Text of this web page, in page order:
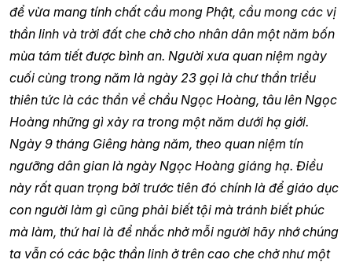
để vừa mang tính chất cầu mong Phật, cầu mong các vị
thần linh và trời đất che chở cho nhân dân một năm bốn
mùa tám tiết được bình an. Người xưa quan niệm ngày
cuối cùng trong năm là ngày 23 gọi là chư thần triều
thiên tức là các thần về chầu Ngọc Hoàng, tâu lên Ngọc
Hoàng những gì xảy ra trong một năm dưới hạ giới.
Ngày 9 tháng Giêng hàng năm, theo quan niệm tín
ngưỡng dân gian là ngày Ngọc Hoàng giáng hạ. Điều
này rất quan trọng bởi trước tiên đó chính là để giáo dục
con người làm gì cũng phải biết tội mà tránh biết phúc
mà làm, thứ hai là để nhắc nhở mỗi người hãy nhớ chúng
ta vẫn có các bậc thần linh ở trên cao che chở như một